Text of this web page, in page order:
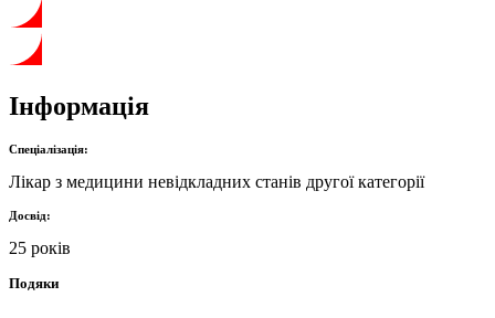
Інформація
Спеціалізація:
Лікар з медицини невідкладних станів другої категорії
Досвід:
25 років
Подяки